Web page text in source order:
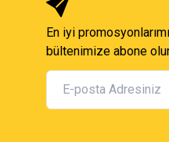
En iyi
bültenimize abone